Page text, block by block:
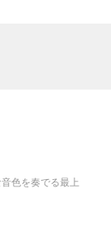
色を奏でる最上